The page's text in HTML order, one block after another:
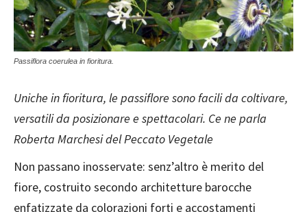
Passiflora coerulea in fioritura.
Uniche in fioritura, le passiflore sono facili da coltivare,
versatili da posizionare e spettacolari. Ce ne parla
Roberta Marchesi del Peccato Vegetale
Non passano inosservate: senz’altro è merito del
fiore, costruito secondo architetture barocche
enfatizzate da colorazioni forti e accostamenti